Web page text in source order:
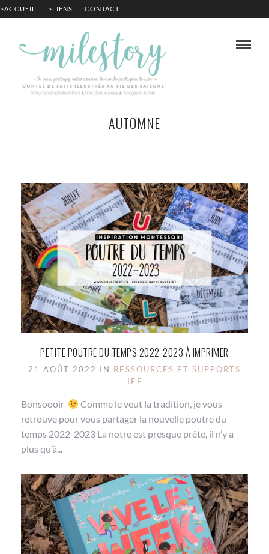
>ACCUEIL >LIENS CONTACT
AUTOMNE
PETITE POUTRE DU TEMPS 2022-2023 À IMPRIMER
21 AOÛT 2022 IN RESSOURCES ET SUPPORTS
IEF
Bonsoooir
Comme le veut la tradition, je vous
retrouve pour vous partager la nouvelle poutre du
temps 2022-2023 La notre est presque prête, il n’y a
plus qu’à...